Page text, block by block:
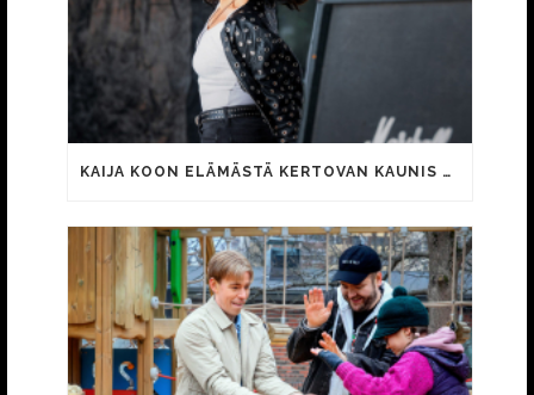
KAIJA KOON ELÄMÄSTÄ KERTOVAN KAUNIS RIETAS ONNELLINEN -ELOKUVAN TRAILER JULKI